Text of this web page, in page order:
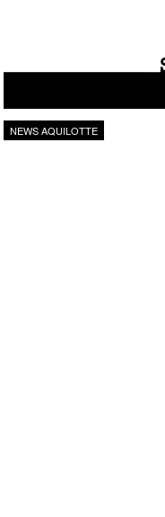
Vai al contenuto
NEWS AQUILOTTE